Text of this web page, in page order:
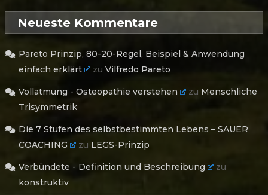
Neueste Kommentare
Pareto Prinzip, 80-20-Regel, Beispiel & Anwendung
einfach erklärt
zuVilfredo Pareto
Vollatmung - Osteopathie verstehen zu Menschliche
Trisymmetrik
Die 7 Stufen des selbstbestimmten Lebens – SAUER
COACHING
zu LEGS-Prinzip
Verbündete - Definition und Beschreibung
zu
konstruktiv